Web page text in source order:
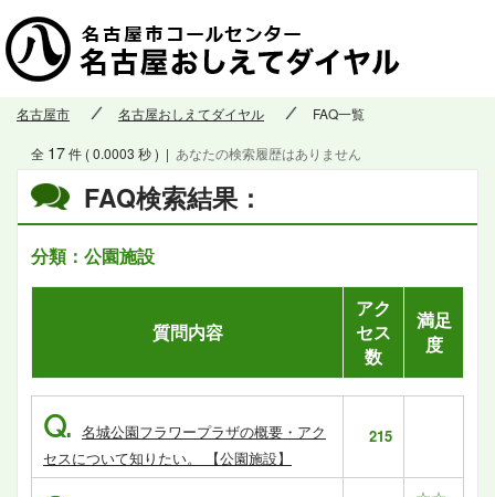
名古屋市 名古屋おしえてダイヤル FAQ一覧
FAQ検索結果：
分類：公園施設
全 17件 ( 0.0003 秒 ) | あなたの検索履歴はありません
質問内容
アク
セス
数
満足
度
Q. 名城公園フラワープラザの概要・アク
セスについて知りたい。 【公園施設】
215